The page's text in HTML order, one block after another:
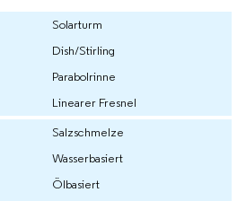
Solarturm
Dish/Stirling
Parabolrinne
Linearer Fresnel
Salzschmelze
Wasserbasiert
Ölbasiert